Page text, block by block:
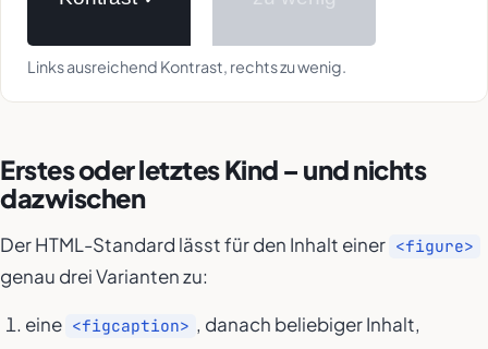
Links ausreichend Kontrast, rechts zu wenig.
Erstes oder letztes Kind – und nichts
dazwischen
Der HTML-Standard lässt für den Inhalt einer <figure>
genau drei Varianten zu:
eine <figcaption> , danach beliebiger Inhalt,